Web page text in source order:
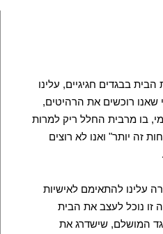
בבגדים חגיגיים, עלינו
רוכשים את הרהיטים,
בו מרבית החלל ריק למרות
זה יותר" ואנו לא רוצים
עלינו להתאימם לאישיות
זו נוכל לעצב את הבית
המושלם, שישדרג את